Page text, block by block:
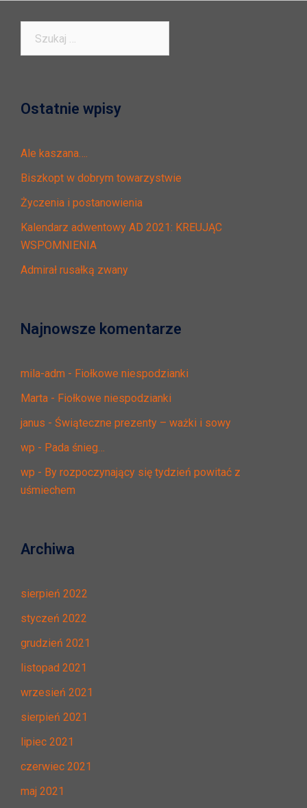
Ostatnie wpisy
Ale kaszana….
Biszkopt w dobrym towarzystwie
Życzenia i postanowienia
Kalendarz adwentowy AD 2021: KREUJĄC
WSPOMNIENIA
Admirał rusałką zwany
Najnowsze komentarze
mila-adm - Fiołkowe niespodzianki
Marta - Fiołkowe niespodzianki
janus - Świąteczne prezenty – ważki i sowy
wp - Pada śnieg…
wp - By rozpoczynający się tydzień powitać z
uśmiechem
Archiwa
sierpień 2022
styczeń 2022
grudzień 2021
listopad 2021
wrzesień 2021
sierpień 2021
lipiec 2021
czerwiec 2021
maj 2021